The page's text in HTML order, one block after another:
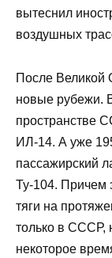
вытеснил
воздушных
После Великой
новые рубежи.
пространстве
ИЛ-14. А уже
пассажирский
Ту-104. Причем
тяги на
только в СССР,
некоторое